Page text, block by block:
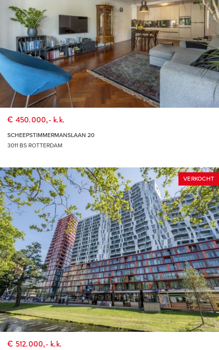
€ 450.000,- k.k.
SCHEEPSTIMMERMANSLAAN 20
3011 BS ROTTERDAM
VERKOCHT
€ 512.000,- k.k.